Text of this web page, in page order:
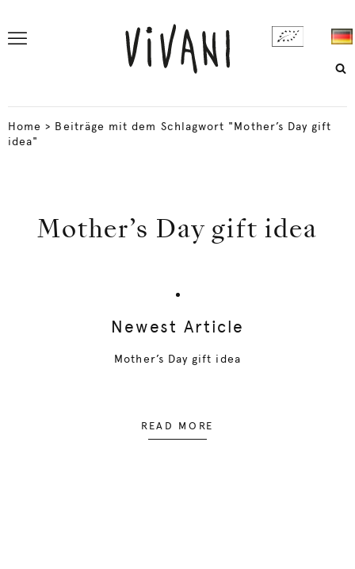
Home > Beiträge mit dem Schlagwort "Mother’s Day gift
idea"
Mother’s Day gift idea
Newest Article
Mother’s Day gift idea
READ MORE